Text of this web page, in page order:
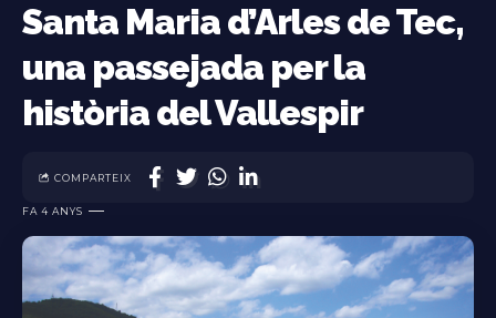
Santa Maria d’Arles de Tec,
una passejada per la
història del Vallespir
FA 4 ANYS
COMPARTEIX